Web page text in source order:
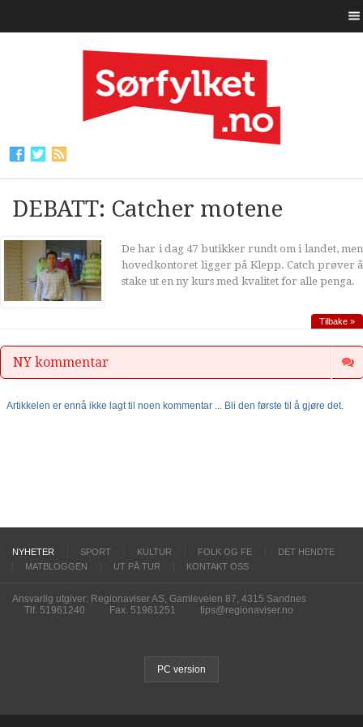
DEBATT: Catcher motene
De har i dag 47 butikker rundt om i landet, men
hovedkontoret ligger på Klepp. Catch prøver å
stake ut en ny kurs med kvalitet for alle penga.
Tilbake »
NY kommentar
Artikkelen er ennå ikke lagt til noen kommentar ... Bli den første til å gjøre det.
NYHETER SPORT KULTUR FOLK OG FE
DET HENDTE
MATBLOGGEN
UT PÅ TUR KONTAKT OSS
Ansvarlig utgiver: Regionaviser AS, Gamleveien 87, 4315 Sandnes
Tlf. 51961240
Fax. 51961251 tips@regionaviser.no
PC version